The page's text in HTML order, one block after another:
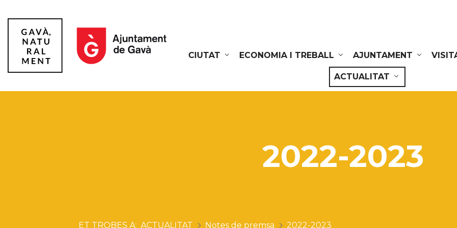
CIUTAT
ECONOMIA I TREBALL AJUNTAMENT
ACTUALITAT
2022-2023
ACTUALITAT Notes de premsa 2022-2023